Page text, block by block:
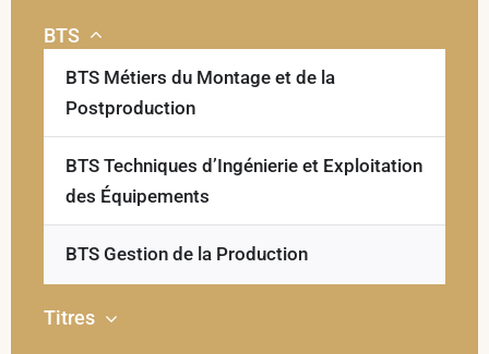
BTS
BTS Métiers du Montage et de la
Postproduction
BTS Techniques d’Ingénierie et Exploitation
des Équipements
BTS Gestion de la Production
Titres